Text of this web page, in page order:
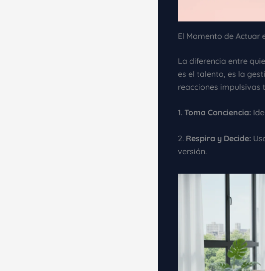
El Momento de Actuar
La diferencia entre
es el talento, es la
reacciones impulsivas
1. Toma Conciencia:
2. Respira y Decide:
versión.